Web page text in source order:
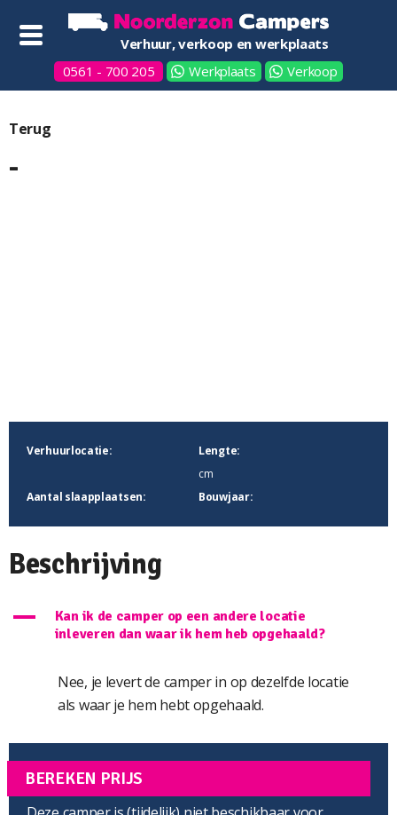
Verhuur, verkoop en werkplaats
0561 - 700 205
Werkplaats Verkoop
Terug
-
Verhuurlocatie:
Lengte:
cm
Aantal slaapplaatsen:
Bouwjaar:
Beschrijving
A
Kan ik de camper op een andere locatie
inleveren dan waar ik hem heb opgehaald?
Nee, je levert de camper in op dezelfde locatie
als waar je hem hebt opgehaald.
BEREKEN PRIJS